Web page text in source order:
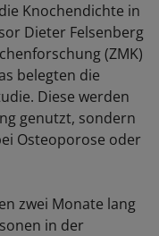
Knochendichte in
Dieter Felsenberg
(ZMK)
belegten die
Diese werden
genutzt, sondern
Osteoporose oder
zwei Monate lang
in der